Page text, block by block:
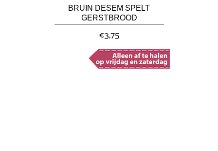
BRUIN DESEM SPELT
GERSTBROOD
€3,75